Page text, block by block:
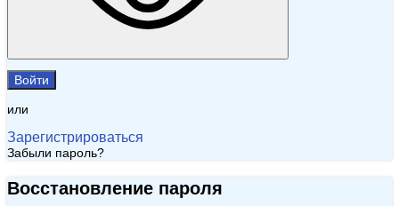
Войти
или
Зарегистрироваться
Забыли пароль?
Восстановление пароля